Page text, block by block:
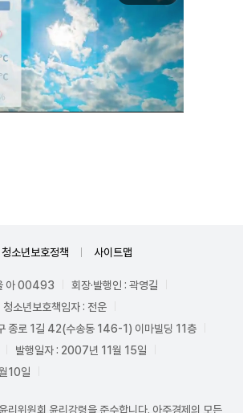
청소년보호정책 사이트맵
아 00493
회장·발행인 : 곽영길
청소년보호책임자 : 전운
종로 1길 42(수송동 146-1) 이마빌딩 11층
발행일자 : 2007년 11월 15일
10일
리위원회 윤리강령을 준수합니다. 아주경제의 모든